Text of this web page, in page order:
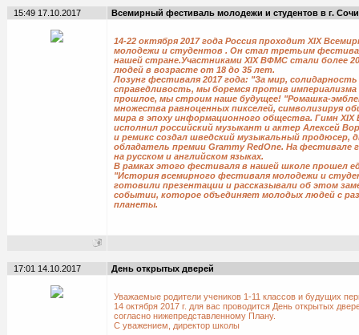
15:49 17.10.2017 Всемирный фестиваль молодежи и студентов в г. Сочи
14-22 октября 2017 года Россия проходит XIX
молодежи и студентов . Он стал третьим
нашей стране.Участниками XIX ВФМС стали более
людей в возрасте от 18 до 35 лет.
Лозунг фестиваля 2017 года: "За мир,
справедливость, мы боремся против империализма
прошлое, мы строим наше будущее! "Ромашка-
множества равноценных пикселей, символизируя
мира в эпоху информационного общества. Гимн XIX
исполнил российский музыкант и актер Алексей
и ремикс создал шведский музыкальный продюсер,
обладатель премии Grammy RedOne. На фестивале
на русском и английском языках.
В рамках этого фестиваля в нашей школе прошел
"История всемирного фестиваля молодежи и
готовили презентации и рассказывали об этом
событии, которое объединяет молодых людей с
планеты.
17:01 14.10.2017 День открытых дверей
Уважаемые родители учеников 1-11 классов и будущих
14 октября 2017 г. для вас проводится День открытых
согласно нижепредставленному Плану.
С уважением, директор школы